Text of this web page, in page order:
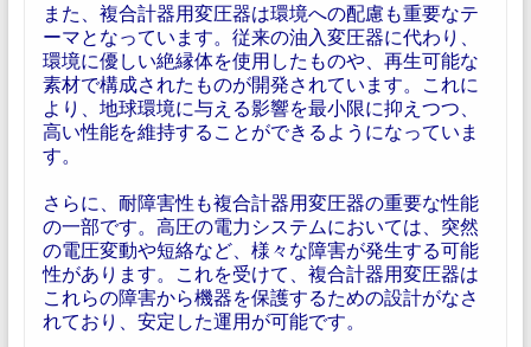
また、複合計器用変圧器は環境への配慮も重要なテ
ーマとなっています。従来の油入変圧器に代わり、
環境に優しい絶縁体を使用したものや、再生可能な
素材で構成されたものが開発されています。これに
より、地球環境に与える影響を最小限に抑えつつ、
高い性能を維持することができるようになっていま
す。
さらに、耐障害性も複合計器用変圧器の重要な性能
の一部です。高圧の電力システムにおいては、突然
の電圧変動や短絡など、様々な障害が発生する可能
性があります。これを受けて、複合計器用変圧器は
これらの障害から機器を保護するための設計がなさ
れており、安定した運用が可能です。